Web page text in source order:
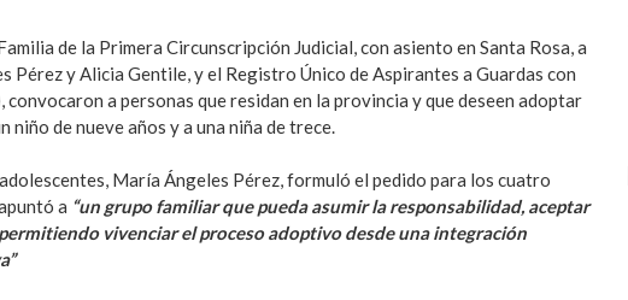
de la Primera Circunscripción Judicial, con asiento en Santa Rosa, a
Pérez y Alicia Gentile, y el Registro Único de Aspirantes a Guardas con
convocaron a personas que residan en la provincia y que deseen adoptar
de nueve años y a una niña de trece.
María Ángeles Pérez, formuló el pedido para los cuatro
a “un grupo familiar que pueda asumir la responsabilidad, aceptar
vivenciar el proceso adoptivo desde una integración